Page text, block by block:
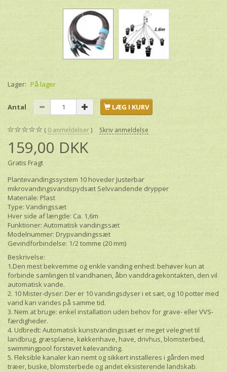
Lager: På lager
Antal LÆG I KURV
0 anmeldelser Skriv anmeldelse
159,00 DKK
Gratis Fragt
Plantevandingssystem 10 hoveder Justerbar
mikrovandingsvandspydsæt Selvvandende drypper
Materiale: Plast
Type: Vandingssæt
Hver side af længde: Ca. 1,6m
Funktioner: Automatisk vandingssæt
Modelnummer: Drypvandingssæt
Gevindforbindelse: 1/2 tomme (20 mm)
Beskrivelse:
1.Den mest bekvemme og enkle vanding enhed: behøver kun at
forbinde samlingen til vandhanen, åbn vanddragekontakten, den vil
automatisk vande.
2. 10 Mister-dyser: Der er 10 vandingsdyser i et sæt, og 10 potter med
vand kan vandes på samme tid.
3. Nem at bruge: enkel installation uden behov for grave- eller VVS-
færdigheder.
4. Udbredt: Automatisk kunstvandingssæt er meget velegnet til
landbrug, græsplæne, køkkenhave, have, drivhus, blomsterbed,
swimmingpool forstøvet kølevanding.
5. Fleksible kanaler kan nemt og sikkert installeres i gården med
træer, buske, blomsterbede og andet eksisterende landskab.